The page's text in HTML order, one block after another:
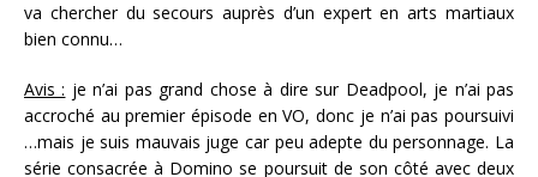
va chercher du secours auprès d’un expert en arts martiaux
bien connu…
Avis : je n’ai pas grand chose à dire sur Deadpool, je n’ai pas
accroché au premier épisode en VO, donc je n’ai pas poursuivi
…mais je suis mauvais juge car peu adepte du personnage. La
série consacrée à Domino se poursuit de son côté avec deux